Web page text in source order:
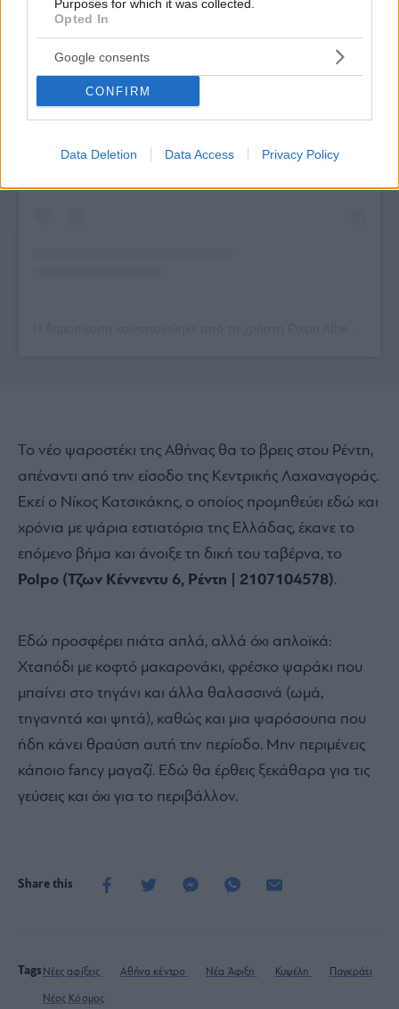
Purposes for which it was collected.
Opted In
Google consents
CONFIRM
Data Deletion Data Access Privacy Policy
Δείτε αυτή τη δημοσίευση στο Instagram.
Το νέο ψαροστέκι της Αθήνας θα το βρεις στου Ρέντη,
απέναντι από την είσοδο της Κεντρικής Λαχαναγοράς.
Εκεί ο Νίκος Κατσικάκης, ο οποίος προμηθεύει εδώ και
χρόνια με ψάρια εστιατόρια της Ελλάδας, έκανε το
επόμενο βήμα και άνοιξε τη δική του ταβέρνα, το
Polpo (Τζων Κέννεντυ 6, Ρέντη | 2107104578).
Εδώ προσφέρει πιάτα απλά, αλλά όχι απλοϊκά:
Χταπόδι με κοφτό μακαρονάκι, φρέσκο ψαράκι που
μπαίνει στο τηγάνι και άλλα θαλασσινά (ωμά,
τηγανητά και ψητά), καθώς και μια ψαρόσουπα που
ήδη κάνει θραύση αυτή την περίοδο. Μην περιμένεις
κάποιο fancy μαγαζί. Εδώ θα έρθεις ξεκάθαρα για τις
γεύσεις και όχι για το περιβάλλον.
Share this
Tags Νέες αφίξεις Αθήνα κέντρο Νέα Άφιξη Κυψέλη Παγκράτι
Νέος Κόσμος